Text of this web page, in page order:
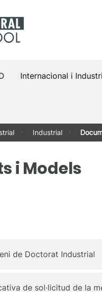
Internacional i
Industrial
i Models
de Doctorat Industrial
de sol·licitud de la